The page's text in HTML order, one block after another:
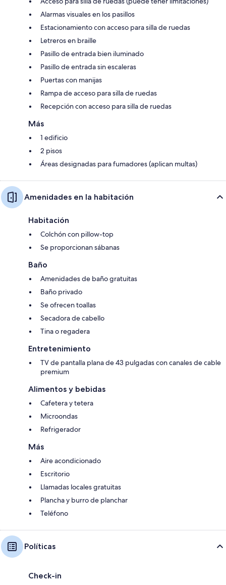
Alarmas visuales en los pasillos
Estacionamiento con acceso para silla de ruedas
Letreros en braille
Pasillo de entrada bien iluminado
Pasillo de entrada sin escaleras
Puertas con manijas
Rampa de acceso para silla de ruedas
Recepción con acceso para silla de ruedas
Más
1 edificio
2 pisos
Áreas designadas para fumadores (aplican multas)
Amenidades en la habitación
Habitación
Colchón con pillow-top
Se proporcionan sábanas
Baño
Amenidades de baño gratuitas
Baño privado
Se ofrecen toallas
Secadora de cabello
Tina o regadera
Entretenimiento
TV de pantalla plana de 43 pulgadas con canales de cable
premium
Alimentos y bebidas
Cafetera y tetera
Microondas
Refrigerador
Más
Aire acondicionado
Escritorio
Llamadas locales gratuitas
Plancha y burro de planchar
Teléfono
Políticas
Check-in